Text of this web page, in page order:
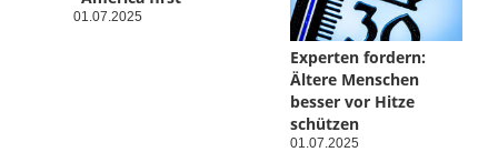
01.07.2025
Experten fordern:
Ältere Menschen
besser vor Hitze
schützen
01.07.2025